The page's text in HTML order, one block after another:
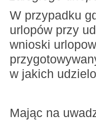
W przypadku
urlopów przy
wnioski
w jakich
Mając na